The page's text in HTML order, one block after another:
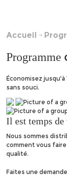
Accueil
Programme
Économisez
sans souci.
Il est temps
Nous sommes
comment vous
qualité.
Faites une demande